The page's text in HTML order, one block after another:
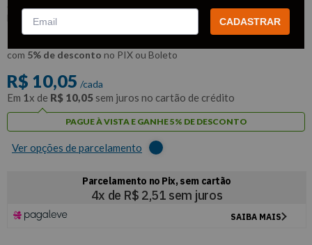
:1381955
STELS
R$9,55
com 5% de desconto no PIX ou Boleto
R$ 10,05 /cada
Em 1x de R$ 10,05 sem juros no cartão de crédito
PAGUE À VISTA E GANHE 5% DE DESCONTO
Ver opções de parcelamento
CADASTRAR